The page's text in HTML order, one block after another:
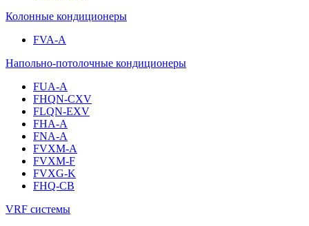
Колонные кондиционеры
FVA-A
Напольно-потолочные кондиционеры
FUA-A
FHQN-CXV
FLQN-EXV
FHA-A
FNA-A
FVXM-A
FVXM-F
FVXG-K
FHQ-CB
VRF системы